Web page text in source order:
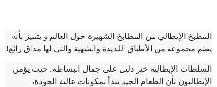
المطبخ الإيطالي من المطابخ الشهيرة حول العالم و يتميز بأنه
يضم مجموعة من الأطباق اللذيذة والشهية والتي لها مذاق رائع!
السلطات الإيطالية خير دليل على جمال البساطة. حيث يؤمن
الإيطاليون بأن الطعام الجيد يبدأ بمكونات عالية الجودة،